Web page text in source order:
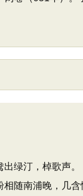
绿汀，棹歌声。
随南浦晚，几含